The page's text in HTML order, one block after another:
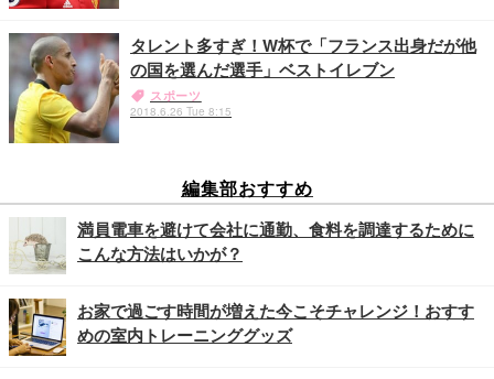
タレント多すぎ！W杯で「フランス出身だが他
の国を選んだ選手」ベストイレブン
スポーツ
2018.6.26 Tue 8:15
編集部おすすめ
満員電車を避けて会社に通勤、食料を調達するために
こんな方法はいかが？
お家で過ごす時間が増えた今こそチャレンジ！おすす
めの室内トレーニンググッズ